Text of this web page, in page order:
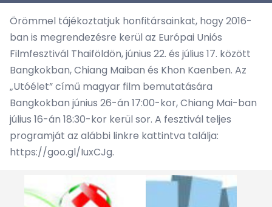
Örömmel tájékoztatjuk honfitársainkat, hogy 2016-
ban is megrendezésre kerül az Európai Uniós
Filmfesztivál Thaiföldön, június 22. és július 17. között
Bangkokban, Chiang Maiban és Khon Kaenben. Az
„Utóélet” című magyar film bemutatására
Bangkokban június 26-án 17:00-kor, Chiang Mai-ban
július 16-án 18:30-kor kerül sor. A fesztivál teljes
programját az alábbi linkre kattintva találja:
https://goo.gl/IuxCJg.